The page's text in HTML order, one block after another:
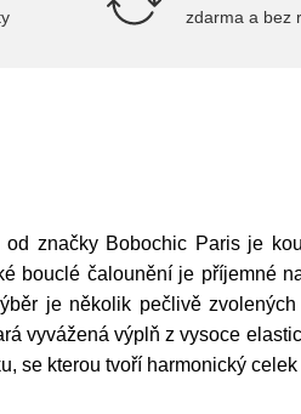
zdarma a bez
od značky Bobochic Paris je
bouclé čalounění je příjemné
je několik pečlivě
vyvážená výplň z vysoce
se kterou tvoří harmonický